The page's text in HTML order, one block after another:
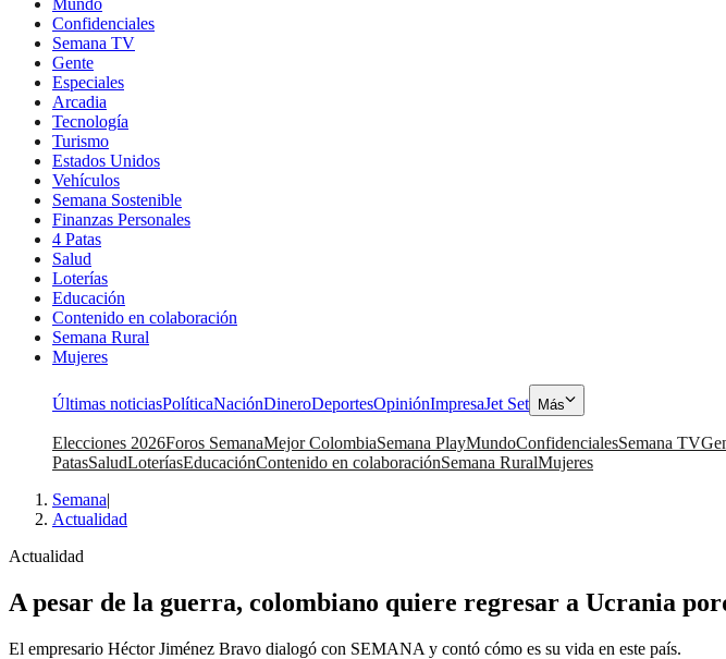
Mundo
Confidenciales
Semana TV
Gente
Especiales
Arcadia
Tecnología
Turismo
Estados Unidos
Vehículos
Semana Sostenible
Finanzas Personales
4 Patas
Salud
Loterías
Educación
Contenido en colaboración
Semana Rural
Mujeres
Últimas noticiasPolíticaNaciónDineroDeportesOpiniónImpresaJet Set Más
Elecciones 2026Foros SemanaMejor ColombiaSemana PlayMundoConfidencialesSemana TV
PatasSaludLoteríasEducaciónContenido en colaboraciónSemana RuralMujeres
Semana|
Actualidad
Actualidad
A pesar de la guerra, colombiano quiere regresar a Ucrania
El empresario Héctor Jiménez Bravo dialogó con SEMANA y contó cómo es su vida en este país.